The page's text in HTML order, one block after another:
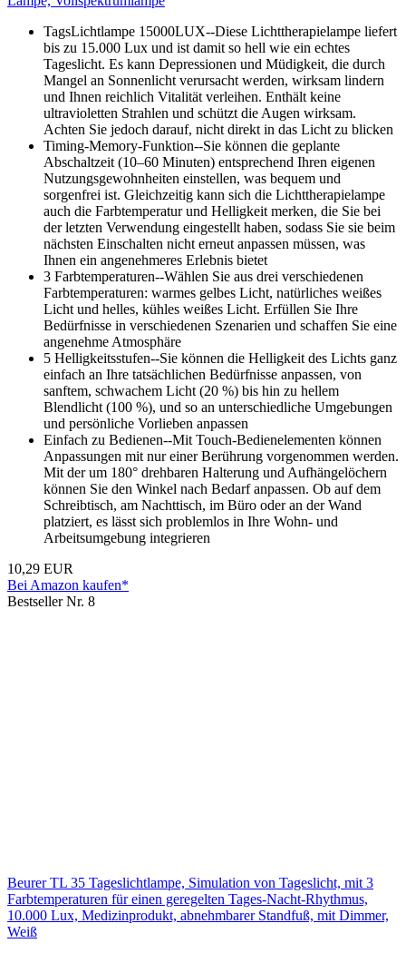
TagsLichtlampe 15000LUX--Diese Lichttherapielampe liefert
bis zu 15.000 Lux und ist damit so hell wie ein echtes
Tageslicht. Es kann Depressionen und Müdigkeit, die durch
Mangel an Sonnenlicht verursacht werden, wirksam lindern
und Ihnen reichlich Vitalität verleihen. Enthält keine
ultravioletten Strahlen und schützt die Augen wirksam.
Achten Sie jedoch darauf, nicht direkt in das Licht zu blicken
Timing-Memory-Funktion--Sie können die geplante
Abschaltzeit (10–60 Minuten) entsprechend Ihren eigenen
Nutzungsgewohnheiten einstellen, was bequem und
sorgenfrei ist. Gleichzeitig kann sich die Lichttherapielampe
auch die Farbtemperatur und Helligkeit merken, die Sie bei
der letzten Verwendung eingestellt haben, sodass Sie sie beim
nächsten Einschalten nicht erneut anpassen müssen, was
Ihnen ein angenehmeres Erlebnis bietet
3 Farbtemperaturen--Wählen Sie aus drei verschiedenen
Farbtemperaturen: warmes gelbes Licht, natürliches weißes
Licht und helles, kühles weißes Licht. Erfüllen Sie Ihre
Bedürfnisse in verschiedenen Szenarien und schaffen Sie eine
angenehme Atmosphäre
5 Helligkeitsstufen--Sie können die Helligkeit des Lichts ganz
einfach an Ihre tatsächlichen Bedürfnisse anpassen, von
sanftem, schwachem Licht (20 %) bis hin zu hellem
Blendlicht (100 %), und so an unterschiedliche Umgebungen
und persönliche Vorlieben anpassen
Einfach zu Bedienen--Mit Touch-Bedienelementen können
Anpassungen mit nur einer Berührung vorgenommen werden.
Mit der um 180° drehbaren Halterung und Aufhängelöchern
können Sie den Winkel nach Bedarf anpassen. Ob auf dem
Schreibtisch, am Nachttisch, im Büro oder an der Wand
platziert, es lässt sich problemlos in Ihre Wohn- und
Arbeitsumgebung integrieren
10,29 EUR
Bei Amazon kaufen*
Bestseller Nr. 8
Beurer TL 35 Tageslichtlampe, Simulation von Tageslicht, mit 3
Farbtemperaturen für einen geregelten Tages-Nacht-Rhythmus,
10.000 Lux, Medizinprodukt, abnehmbarer Standfuß, mit Dimmer,
Weiß